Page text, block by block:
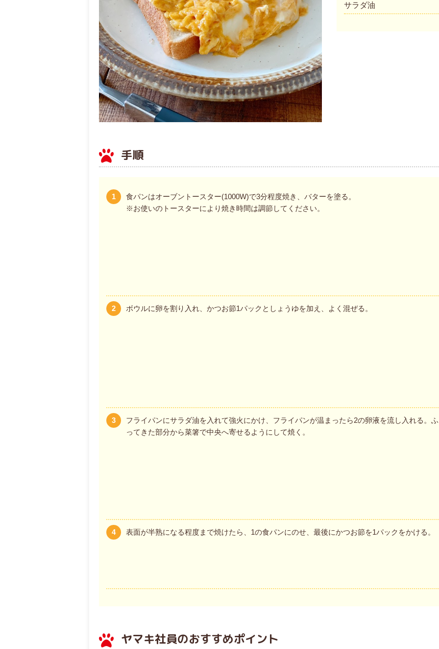
サラダ油
手順
1
食パンはオーブントースター(1000W)で3分程度焼き、バターを塗る。
※お使いのトースターにより焼き時間は調節してください。
2 ボウルに卵を割り入れ、かつお節1パックとしょうゆを加え、よく混ぜる。
3
フライパンにサラダ油を入れて強火にかけ、フライパンが温まったら2の卵液を流し入れる。
ってきた部分から菜箸で中央へ寄せるようにして焼く。
4 表面が半熟になる程度まで焼けたら、1の食パンにのせ、最後にかつお節を1パックをかける。
ヤマキ社員のおすすめポイント